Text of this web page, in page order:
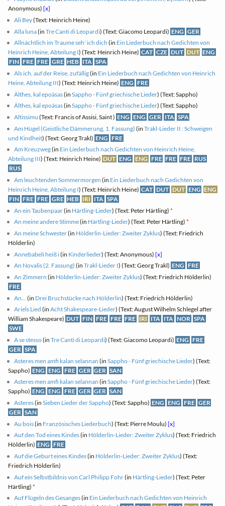
Anonymous)[x]
Ali Bey(Text: Heinrich Heine)
Alla luna(inTre Canti di Leopardi) (Text: Giacomo Leopardi) ENG GER
Allnächtlich im Traume seh' ich dich (in Ein Liederbuch nach Gedichten von
Heinrich Heine, Abteilung I) (Text: Heinrich Heine) CAT CZE DUT DUT ENG
FIN FRE FRE GRE HEB ITA SPA
Als ich, auf der Reise, zufällig(in Ein Liederbuch nach Gedichten von Heinrich
Heine, Abteilung III) (Text: Heinrich Heine) ENG FRE
Älthes, kal epoäsas(inSappho - Fünf griechische Lieder) (Text: Sappho)
Älthes, kal epoäsas(inSappho - Fünf griechische Lieder) (Text: Sappho)
Altissimu (Text: Francis of Assisi, Saint ) ENG ENG GER ITA SPA
Am Hügel (Geistliche Dämmerung, 1. Fassung) (inTrakl-Lieder II : Schweigen
und Kindheit) (Text: Georg Trakl) ENG FRE
Am Kreuzweg(in Ein Liederbuch nach Gedichten von Heinrich Heine,
Abteilung III) (Text: Heinrich Heine) DUT ENG ENG FRE FRE FRE RUS
RUS
Am leuchtenden Sommermorgen (in Ein Liederbuch nach Gedichten von
Heinrich Heine, Abteilung I) (Text: Heinrich Heine) CAT DUT DUT ENG ENG
FIN FRE FRE GRE HEB IRI ITA SPA
An ein Taubenpaar(in Härtling-Lieder) (Text: Peter Härtling)*
An meine andere Stimme(in Härtling-Lieder) (Text: Peter Härtling)*
An meine Schwester(in Hölderlin-Lieder: Zweiter Zyklus) (Text: Friedrich
Hölderlin)
Annebabeli heiß i(in Kinderlieder) (Text: Anonymous)[x]
An Novalis (2. Fassung) (inTrakl-Lieder I) (Text: Georg Trakl) ENG FRE
An Zimmern (in Hölderlin-Lieder: Zweiter Zyklus) (Text: Friedrich Hölderlin)
FRE
An...
(in Drei Bruchstücke nach Hölderlin) (Text: Friedrich Hölderlin)
Ariels Lied (inAcht Shakespeare-Lieder) (Text: August Wilhelm Schlegel after
William Shakespeare) DUT FIN FRE FRE FRE IRI ITA ITA NOR SPA
SWE
A se stesso(inTre Canti di Leopardi) (Text: Giacomo Leopardi) ENG FRE
GER SPA
Asteres men amfi kalan selannan (inSappho - Fünf griechische Lieder) (Text:
Sappho) ENG ENG FRE GER GER SAN
Asteres men amfi kalan selannan (inSappho - Fünf griechische Lieder) (Text:
Sappho) ENG ENG FRE GER GER SAN
Asteres(inSieben Lieder der Sappho) (Text: Sappho) ENG ENG FRE GER
GER SAN
Au bois(in Französisches Liederbuch) (Text: Pierre Moulu)[x]
Auf den Tod eines Kindes(in Hölderlin-Lieder: Zweiter Zyklus) (Text: Friedrich
Hölderlin) ENG FRE
Auf die Geburt eines Kindes(in Hölderlin-Lieder: Zweiter Zyklus) (Text:
Friedrich Hölderlin)
Auf ein Selbstbildnis von Carl Philipp Fohr(in Härtling-Lieder) (Text: Peter
Härtling)*
Auf Flügeln des Gesanges(in Ein Liederbuch nach Gedichten von Heinrich